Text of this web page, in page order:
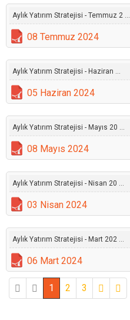
Aylık Yatırım Stratejisi - Temmuz 2 ...
08 Temmuz 2024
Aylık Yatırım Stratejisi - Haziran ...
05 Haziran 2024
Aylık Yatırım Stratejisi - Mayıs 20 ...
08 Mayıs 2024
Aylık Yatırım Stratejisi - Nisan 20 ...
03 Nisan 2024
Aylık Yatırım Stratejisi - Mart 202 ...
06 Mart 2024
1 2 3